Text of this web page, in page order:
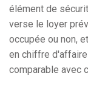
élément de
verse le loyer
occupée ou non,
en chiffre
comparable avec